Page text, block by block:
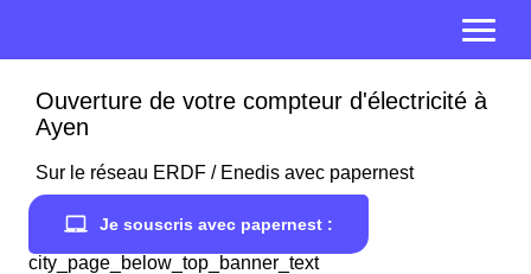
Ouverture de votre compteur d'électricité à
Ayen
Sur le réseau ERDF / Enedis avec papernest
Je souscris avec papernest :
city_page_below_top_banner_text